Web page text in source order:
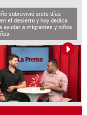
sobrevivió siete días
el desierto y hoy dedica
ayudar a migrantes y niños